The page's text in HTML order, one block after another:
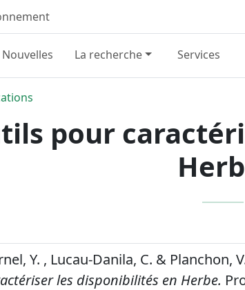
Nouvelles La recherche Services
pour
Y. , Lucau-Danila, C. & Planchon,
les disponibilités en Herbe.